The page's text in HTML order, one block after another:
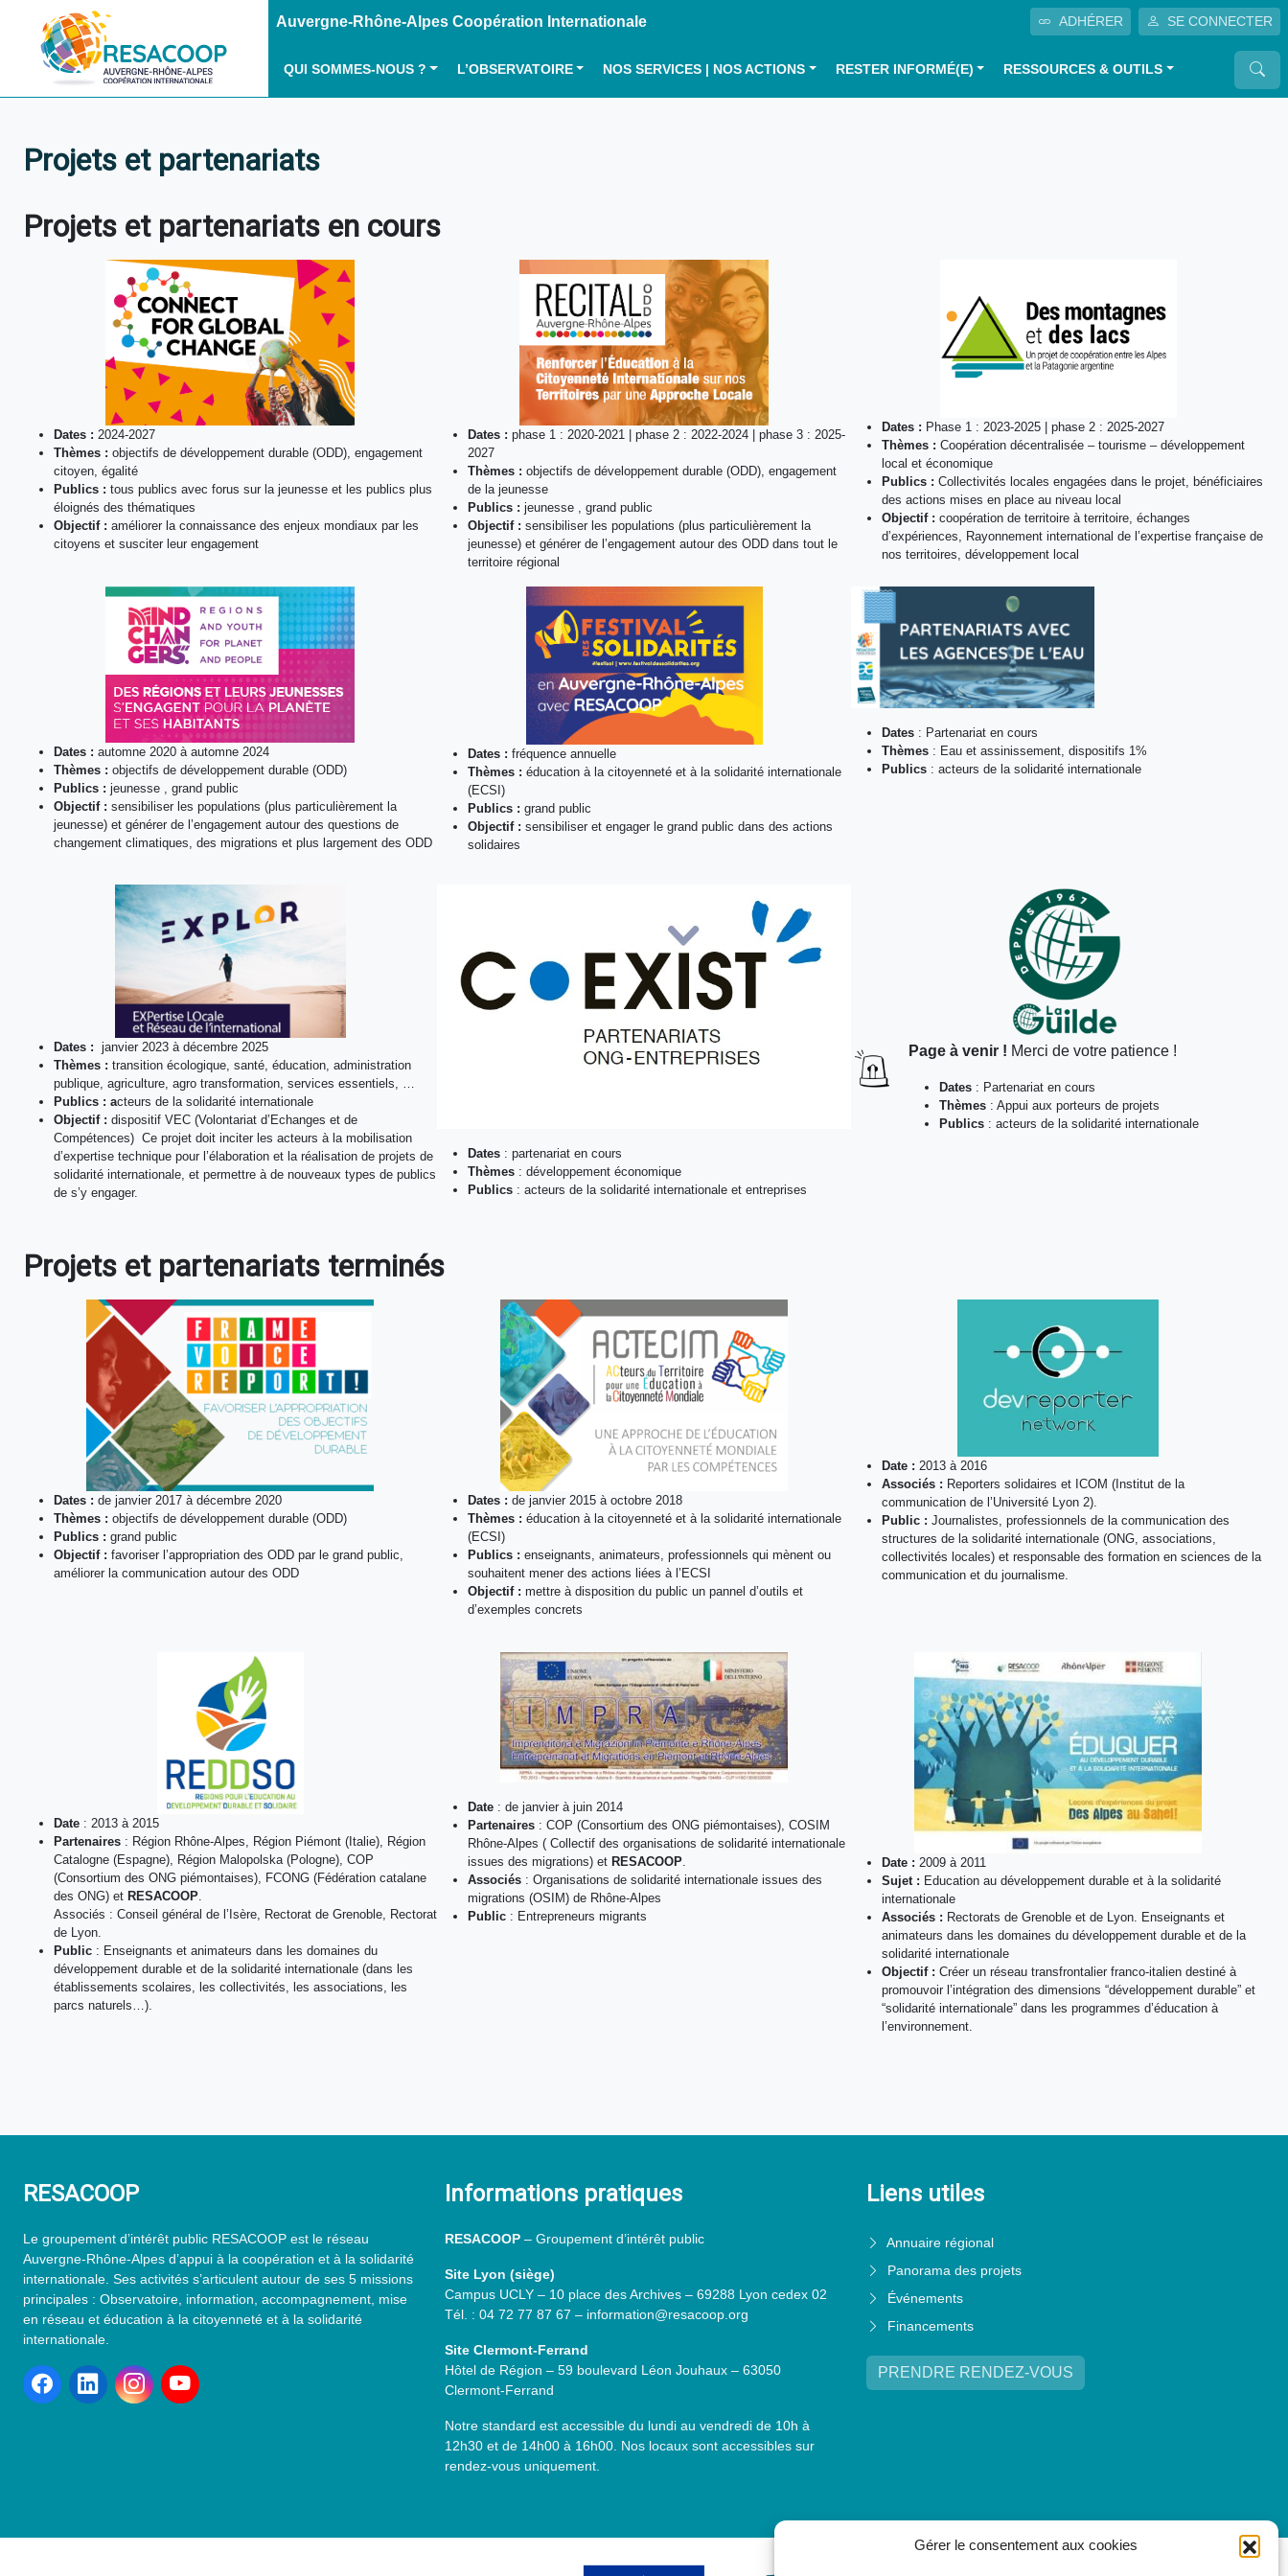
Gérer le consentement aux cookies
Auvergne-Rhône-Alpes Coopération Internationale ADHÉRER SE CONNECTER
QUI SOMMES-NOUS ? L’OBSERVATOIRE NOS SERVICES | NOS ACTIONS RESTER INFORMÉ(E) RESSOURCES & OUTILS
Projets et partenariats
Projets et partenariats en cours
Dates : 2024-2027
Thèmes : objectifs de développement durable (ODD), engagement
citoyen, égalité
Publics : tous publics avec forus sur la jeunesse et les publics plus
éloignés des thématiques
Objectif : améliorer la connaissance des enjeux mondiaux par les
citoyens et susciter leur engagement
Dates : phase 1 : 2020-2021 | phase 2 : 2022-2024 | phase 3 : 2025-
2027
Thèmes : objectifs de développement durable (ODD), engagement
de la jeunesse
Publics : jeunesse , grand public
Objectif : sensibiliser les populations (plus particulièrement la
jeunesse) et générer de l’engagement autour des ODD dans tout le
territoire régional
Dates : Phase 1 : 2023-2025 | phase 2 : 2025-2027
Thèmes : Coopération décentralisée – tourisme – développement
local et économique
Publics : Collectivités locales engagées dans le projet, bénéficiaires
des actions mises en place au niveau local
Objectif : coopération de territoire à territoire, échanges
d’expériences, Rayonnement international de l’expertise française de
nos territoires, développement local
Dates : automne 2020 à automne 2024
Thèmes : objectifs de développement durable (ODD)
Publics : jeunesse , grand public
Objectif : sensibiliser les populations (plus particulièrement la
jeunesse) et générer de l’engagement autour des questions de
changement climatiques, des migrations et plus largement des ODD
Dates : fréquence annuelle
Thèmes : éducation à la citoyenneté et à la solidarité internationale
(ECSI)
Publics : grand public
Objectif : sensibiliser et engager le grand public dans des actions
solidaires
Dates : Partenariat en cours
Thèmes : Eau et assinissement, dispositifs 1%
Publics : acteurs de la solidarité internationale
Dates : janvier 2023 à décembre 2025
Thèmes : transition écologique, santé, éducation, administration
publique, agriculture, agro transformation, services essentiels, …
Publics : acteurs de la solidarité internationale
Objectif : dispositif VEC (Volontariat d’Echanges et de
Compétences) Ce projet doit inciter les acteurs à la mobilisation
d’expertise technique pour l’élaboration et la réalisation de projets de
solidarité internationale, et permettre à de nouveaux types de publics
de s’y engager.
Dates : partenariat en cours
Thèmes : développement économique
Publics : acteurs de la solidarité internationale et entreprises
Page à venir ! Merci de votre patience !
Dates : Partenariat en cours
Thèmes : Appui aux porteurs de projets
Publics : acteurs de la solidarité internationale
Projets et partenariats terminés
Dates : de janvier 2017 à décembre 2020
Thèmes : objectifs de développement durable (ODD)
Publics : grand public
Objectif : favoriser l’appropriation des ODD par le grand public,
améliorer la communication autour des ODD
Dates : de janvier 2015 à octobre 2018
Thèmes : éducation à la citoyenneté et à la solidarité internationale
(ECSI)
Publics : enseignants, animateurs, professionnels qui mènent ou
souhaitent mener des actions liées à l’ECSI
Objectif : mettre à disposition du public un pannel d’outils et
d’exemples concrets
Date : 2013 à 2016
Associés : Reporters solidaires et ICOM (Institut de la
communication de l’Université Lyon 2).
Public : Journalistes, professionnels de la communication des
structures de la solidarité internationale (ONG, associations,
collectivités locales) et responsable des formation en sciences de la
communication et du journalisme.
Date : 2013 à 2015
Partenaires : Région Rhône-Alpes, Région Piémont (Italie), Région
Catalogne (Espagne), Région Malopolska (Pologne), COP
(Consortium des ONG piémontaises), FCONG (Fédération catalane
des ONG) et RESACOOP.
Associés : Conseil général de l’Isère, Rectorat de Grenoble, Rectorat
de Lyon.
Public : Enseignants et animateurs dans les domaines du
développement durable et de la solidarité internationale (dans les
établissements scolaires, les collectivités, les associations, les
parcs naturels…).
Date : de janvier à juin 2014
Partenaires : COP (Consortium des ONG piémontaises), COSIM
Rhône-Alpes ( Collectif des organisations de solidarité internationale
issues des migrations) et RESACOOP.
Associés : Organisations de solidarité internationale issues des
migrations (OSIM) de Rhône-Alpes
Public : Entrepreneurs migrants
Date : 2009 à 2011
Sujet : Education au développement durable et à la solidarité
internationale
Associés : Rectorats de Grenoble et de Lyon. Enseignants et
animateurs dans les domaines du développement durable et de la
solidarité internationale
Objectif : Créer un réseau transfrontalier franco-italien destiné à
promouvoir l’intégration des dimensions “développement durable” et
“solidarité internationale” dans les programmes d’éducation à
l’environnement.
RESACOOP
Le groupement d’intérêt public RESACOOP est le réseau
Auvergne-Rhône-Alpes d’appui à la coopération et à la solidarité
internationale. Ses activités s’articulent autour de ses 5 missions
principales : Observatoire, information, accompagnement, mise
en réseau et éducation à la citoyenneté et à la solidarité
internationale.
Informations pratiques
RESACOOP – Groupement d’intérêt public
Site Lyon (siège)
Campus UCLY – 10 place des Archives – 69288 Lyon cedex 02
Tél. : 04 72 77 87 67 – information@resacoop.org
Site Clermont-Ferrand
Hôtel de Région – 59 boulevard Léon Jouhaux – 63050
Clermont-Ferrand
Notre standard est accessible du lundi au vendredi de 10h à
12h30 et de 14h00 à 16h00. Nos locaux sont accessibles sur
rendez-vous uniquement.
Liens utiles
Annuaire régional
Panorama des projets
Événements
Financements
PRENDRE RENDEZ-VOUS